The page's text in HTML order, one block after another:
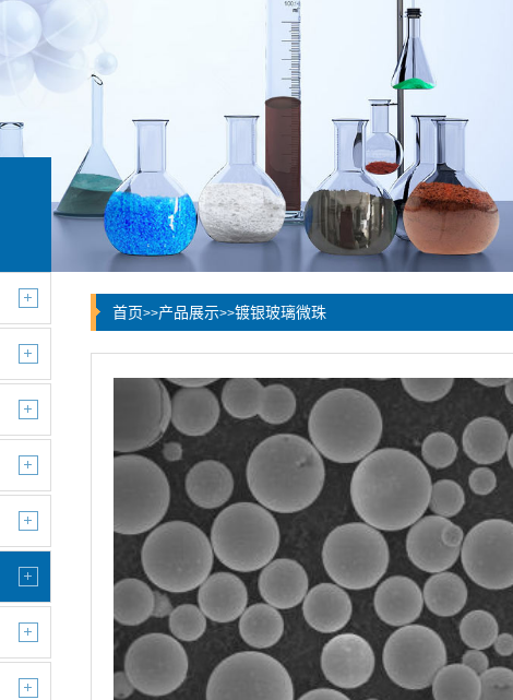
首页>>产品展示>>镀银玻璃微珠